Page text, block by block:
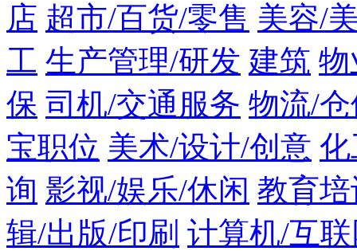
店 超市/百货/零售 美容/
工 生产管理/研发 建筑 物
保 司机/交通服务 物流/
宝职位 美术/设计/创意
询 影视/娱乐/休闲 教育
辑/出版/印刷 计算机/互